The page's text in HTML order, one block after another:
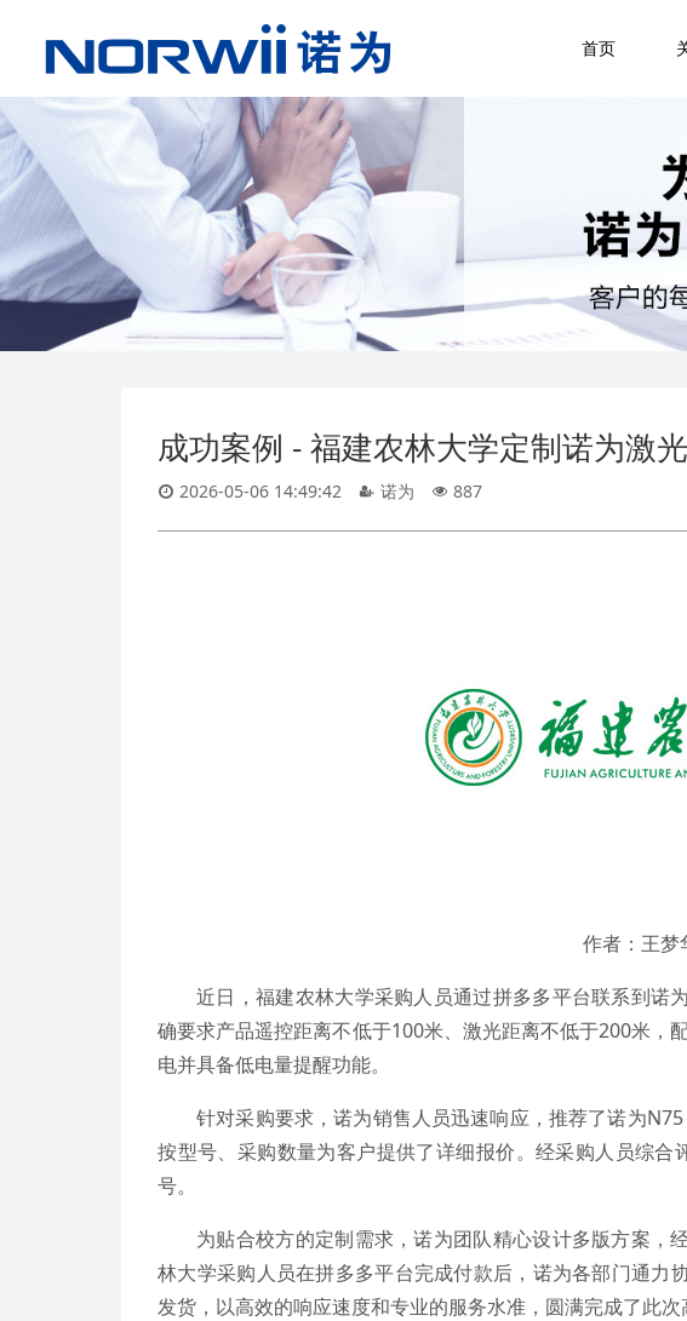
首页
成功案例 - 福建农林大学定制诺为激
2026-05-06 14:49:42 诺为 887
作者：王梦
近日，福建农林大学采购人员通过拼多多平台联系到诺
确要求产品遥控距离不低于100米、激光距离不低于200米，
电并具备低电量提醒功能。
针对采购要求，诺为销售人员迅速响应，推荐了诺为
按型号、采购数量为客户提供了详细报价。经采购人员综
号。
为贴合校方的定制需求，诺为团队精心设计多版方案，
林大学采购人员在拼多多平台完成付款后，诺为各部门通力
发货，以高效的响应速度和专业的服务水准，圆满完成了此次